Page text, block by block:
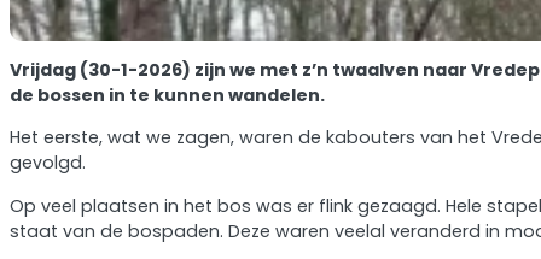
Vrijdag (30-1-2026) zijn we met z’n twaalven naar
de bossen in te kunnen wandelen.
Het eerste, wat we zagen, waren de kabouters van het
gevolgd.
Op veel plaatsen in het bos was er flink gezaagd. Hele
staat van de bospaden. Deze waren veelal veranderd in